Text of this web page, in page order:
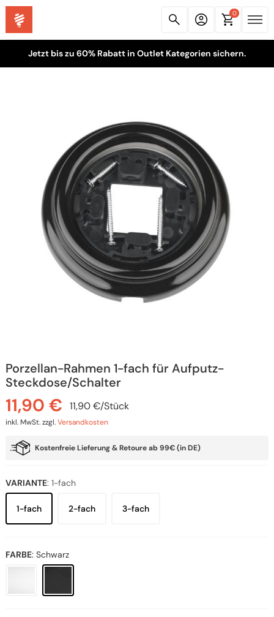
0
Jetzt bis zu 60% Rabatt in Outlet Kategorien sichern.
Porzellan-Rahmen 1-fach für Aufputz-
Steckdose/Schalter
11,90 € 11,90€/Stück
inkl. MwSt.zzgl.Versandkosten
Kostenfreie Lieferung & Retoure ab 99€ (in DE)
VARIANTE: 1-fach
1-fach 2-fach 3-fach
FARBE: Schwarz